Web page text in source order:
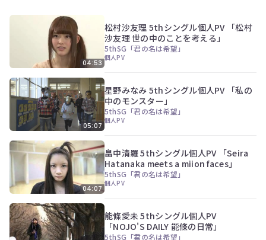
は、
04:53
松村沙友理 5thシングル個人PV 「松村
沙友理 世の中のことを考える」
5thSG「君の名は希望」
個人PV
05:07
星野みなみ 5thシングル個人PV 「私の
中のモンスター」
5thSG「君の名は希望」
個人PV
04:07
畠中清羅 5thシングル個人PV 「Seira
Hatanaka meets a miion faces」
5thSG「君の名は希望」
個人PV
能條愛未 5thシングル個人PV
「NOJO'S DAILY 能條の日常」
5thSG「君の名は希望」